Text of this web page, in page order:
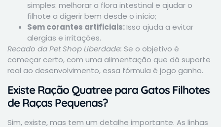
simples: melhorar a flora intestinal e ajudar o
filhote a digerir bem desde o início;
Sem corantes artificiais:Isso ajuda a evitar
alergias e irritações.
Recado da Pet Shop Liberdade: Se o objetivo é
começar certo, com uma alimentação que dá suporte
real ao desenvolvimento, essa fórmula é jogo ganho.
Existe Ração Quatree para Gatos Filhotes
de Raças Pequenas?
Sim, existe, mas tem um detalhe importante. As linhas